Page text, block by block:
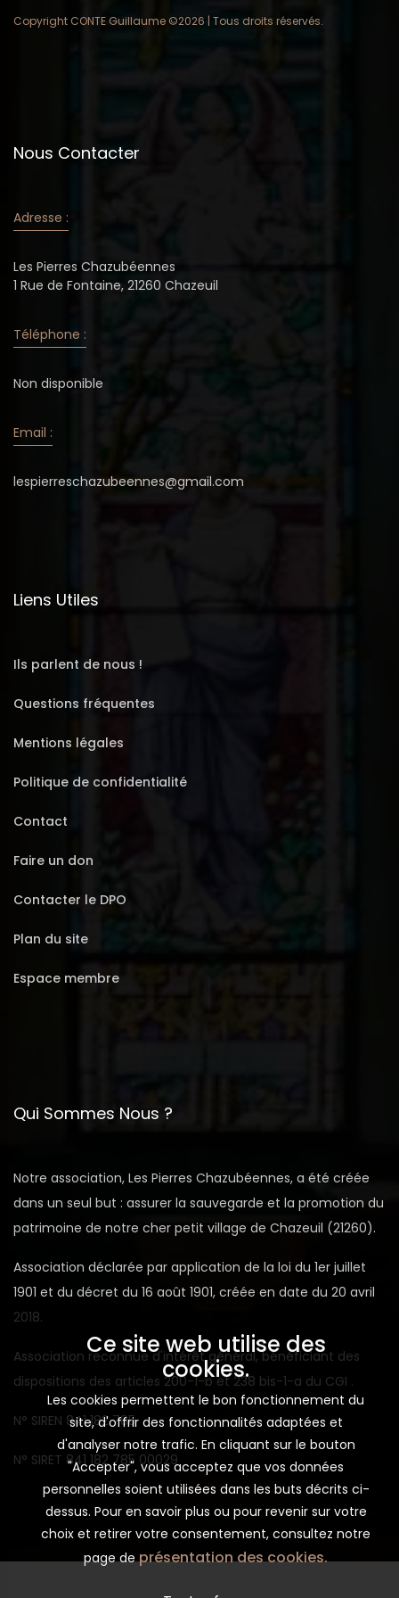
Copyright CONTE Guillaume ©2026 | Tous droits réservés.
Nous Contacter
Adresse :
Les Pierres Chazubéennes
1 Rue de Fontaine, 21260 Chazeuil
Téléphone :
Non disponible
Email :
lespierreschazubeennes@gmail.com
Liens Utiles
Ils parlent de nous !
Questions fréquentes
Mentions légales
Politique de confidentialité
Contact
Faire un don
Contacter le DPO
Plan du site
Espace membre
Qui Sommes Nous ?
Notre association, Les Pierres Chazubéennes, a été créée
dans un seul but : assurer la sauvegarde et la promotion du
patrimoine de notre cher petit village de Chazeuil (21260).
Association déclarée par application de la loi du 1er juillet
1901 et du décret du 16 août 1901, créée en date du 20 avril
2018.
Association reconnue d'intérêt général, bénéficiant des
dispositions des articles 200-1-b et 238 bis-1-a du CGI .
N° SIREN 841 182 785
N° SIRET 841 182 785 00029
Ce site web utilise des
cookies.
Les cookies permettent le bon fonctionnement du
site, d'offrir des fonctionnalités adaptées et
d'analyser notre trafic. En cliquant sur le bouton
"Accepter", vous acceptez que vos données
personnelles soient utilisées dans les buts décrits ci-
dessus. Pour en savoir plus ou pour revenir sur votre
choix et retirer votre consentement, consultez notre
page deprésentation des cookies.